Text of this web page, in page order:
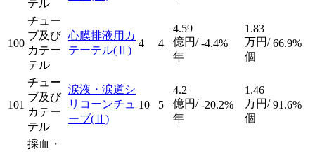
テル
100
チュー
ブ及び
カテー
テル
心膜排液用カ
テーテル(Ⅱ)
4 4
4.59
億円/
年
-4.4%
1.83
万円/
個
66.9%
101
チュー
ブ及び
カテー
テル
涙液・涙道シ
リコーンチュ
ーブ(Ⅱ)
10 5
4.2
億円/
年
-20.2%
1.46
万円/
個
91.6%
採血・